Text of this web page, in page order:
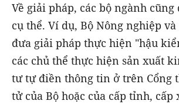
Về giải pháp, các bộ ngành cũng
cụ thể. Ví dụ, Bộ Nông nghiệp
đưa giải pháp thực hiện "hậu
các chủ thể thực hiện sản xuất
tư tự điền thông tin ở trên Cổng
tử của Bộ hoặc của cấp tỉnh, cấp